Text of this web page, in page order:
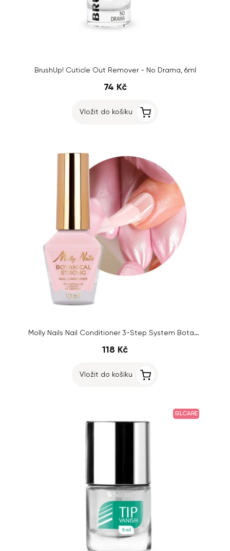
BrushUp! Cuticle Out Remover - No Drama, 6ml
74 Kč
Vložit do košíku
Molly Nails Nail Conditioner 3-Step System Botanical Strong, 10ml
118 Kč
Vložit do košíku
SILCARE